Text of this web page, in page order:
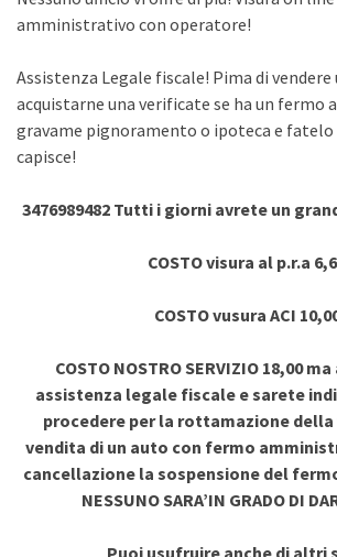
amministrativo con operatore!
Assistenza Legale fiscale! Pima di vendere
acquistarne una verificate se ha un
gravame pignoramento o ipoteca e fatelo
capisce!
3476989482 Tutti i giorni avrete un
COSTO visura al p.r.a
COSTO vusura ACI
COSTO NOSTRO SERVIZIO 18,00
assistenza legale fiscale e sarete
procedere per la rottamazione
vendita di un auto con fermo
cancellazione la sospensione del
NESSUNO SARA’IN GRADO DI
Puoi usufruire anche di altri